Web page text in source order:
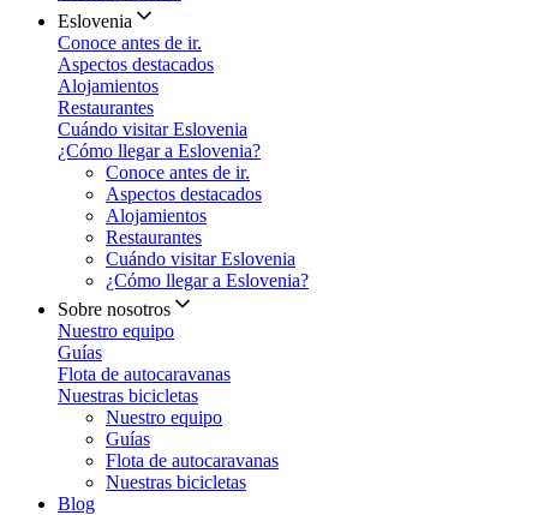
Eslovenia
Conoce antes de ir.
Aspectos destacados
Alojamientos
Restaurantes
Cuándo visitar Eslovenia
¿Cómo llegar a Eslovenia?
Conoce antes de ir.
Aspectos destacados
Alojamientos
Restaurantes
Cuándo visitar Eslovenia
¿Cómo llegar a Eslovenia?
Sobre nosotros
Nuestro equipo
Guías
Flota de autocaravanas
Nuestras bicicletas
Nuestro equipo
Guías
Flota de autocaravanas
Nuestras bicicletas
Blog